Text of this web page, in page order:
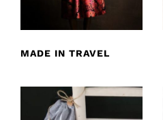
MADE IN TRAVEL